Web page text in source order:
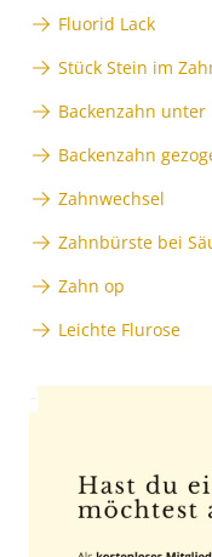
Fluorid Lack
Stück Stein im
Backenzahn unter
Backenzahn
Zahnwechsel
Zahnbürste bei
Zahn op
Leichte Flurose